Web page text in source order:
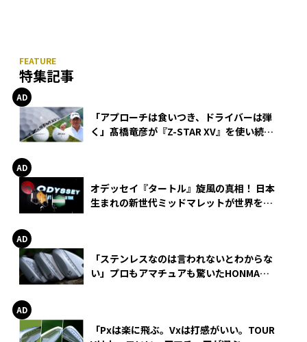
特集記事
「アプローチは食いつき、ドライバーは弾
く」髙橋竜彦が『Z-STAR XV』を使い続け
オデッセイ『タートル』旋風の真相！ 日本
生まれの新世代ミッドマレットが世界を席
「ステンレスなのは言われないとわからな
い」プロもアマチュアも驚いたHONMA
「Pxは楽に飛ぶ。Vxは打感がいい。TOUR